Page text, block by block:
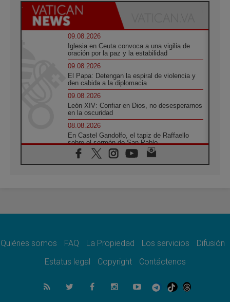
09.08.2026
Iglesia en Ceuta convoca a una vigilia de
oración por la paz y la estabilidad
09.08.2026
El Papa: Detengan la espiral de violencia y
den cabida a la diplomacia
09.08.2026
León XIV: Confiar en Dios, no desesperarnos
en la oscuridad
08.08.2026
En Castel Gandolfo, el tapiz de Raffaello
sobre el sermón de San Pablo
08.08.2026
En Colombia, «la paz no se compra con una
08.08.2026
08.08.2026
del Buen Consejo de Genazzano
Filipinas: el Vicariato Apostólico de Calapán
se convierte en diócesis
Quiénes somos FAQ La Propiedad Los servicios
Difusión
Estatus legal
Copyright Contáctenos